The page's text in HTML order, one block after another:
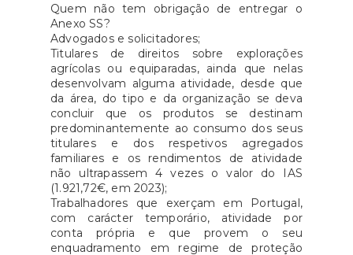
Quem não tem obrigação de entregar o
Anexo SS?
Advogados e solicitadores;
Titulares de direitos sobre explorações
agrícolas ou equiparadas, ainda que nelas
desenvolvam alguma atividade, desde que
da área, do tipo e da organização se deva
concluir que os produtos se destinam
predominantemente ao consumo dos seus
titulares e dos respetivos agregados
familiares e os rendimentos de atividade
não ultrapassem 4 vezes o valor do IAS
(1.921,72€, em 2023);
Trabalhadores que exerçam em Portugal,
com carácter temporário, atividade por
conta própria e que provem o seu
enquadramento em regime de proteção